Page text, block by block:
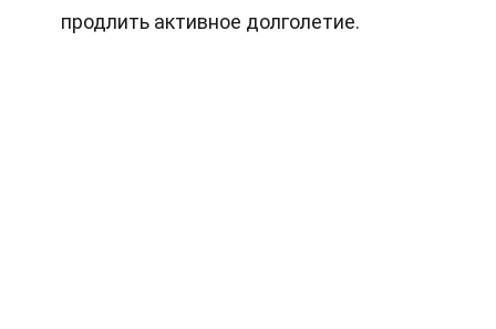
продлить активное долголетие.